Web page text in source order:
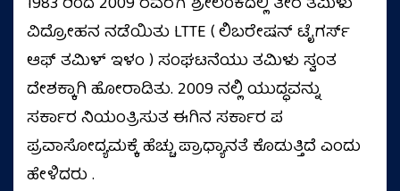
ವಿದ್ರೋಹನ ನಡೆಯಿತು LTTE ( ಲಿಬರೇಷನ್ ಟೈಗರ್ಸ್
ಆಫ್ ತಮಿಳ್ ಇಳಂ ) ಸಂಘಟನೆಯು ತಮಿಳು ಸ್ವಂತ
ದೇಶಕ್ಕಾಗಿ ಹೋರಾಡಿತು. 2009 ನಲ್ಲಿ ಯುದ್ಧವನ್ನು
ಸರ್ಕಾರ ನಿಯಂತ್ರಿಸುತ ಈಗಿನ ಸರ್ಕಾರ ಪ
ಪ್ರವಾಸೋದ್ಯಮಕ್ಕೆ ಹೆಚ್ಚು ಪ್ರಾಧ್ಯಾನತೆ ಕೊಡುತ್ತಿದೆ ಎಂದು
ಹೇಳಿದರು .